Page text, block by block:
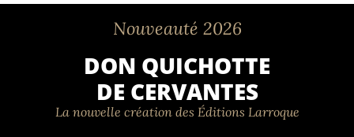
Nouveauté 2026
DON QUICHOTTE
DE CERVANTES
La nouvelle création des Éditions Larroque